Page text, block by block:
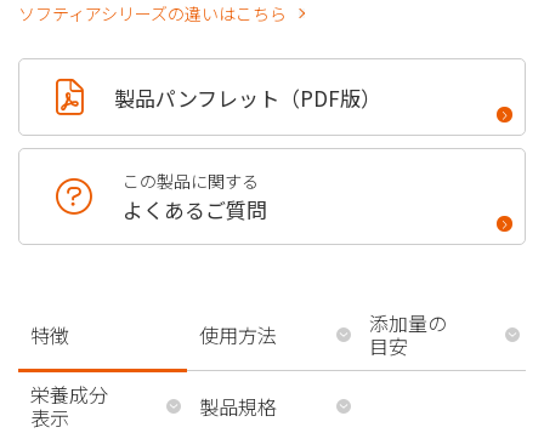
ソフティアシリーズの違いはこちら
製品パンフレット（PDF版）
この製品に関する
よくあるご質問
特徴 使用方法 添加量の
目安
栄養成分
表示 製品規格